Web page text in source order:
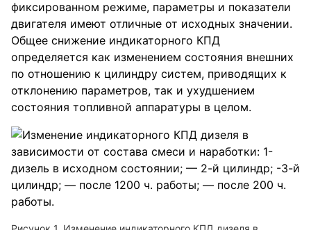
фиксированном режиме, параметры и показатели
двигателя имеют отличные от исходных значении.
Общее снижение индикаторного КПД
определяется как изменением состояния внешних
по отношению к цилиндру систем, приводящих к
отклонению параметров, так и ухудшением
состояния топливной аппаратуры в целом.